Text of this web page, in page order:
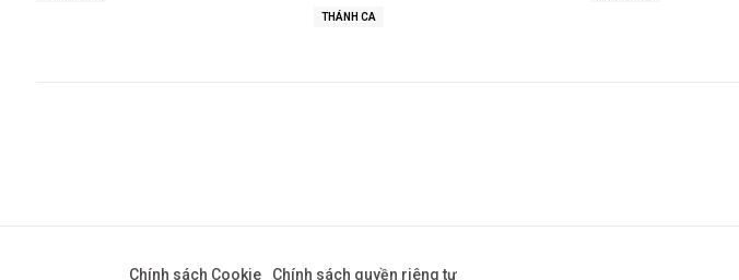
THÁNH CA
Chính sách Cookie Chính sách quyền riêng tư